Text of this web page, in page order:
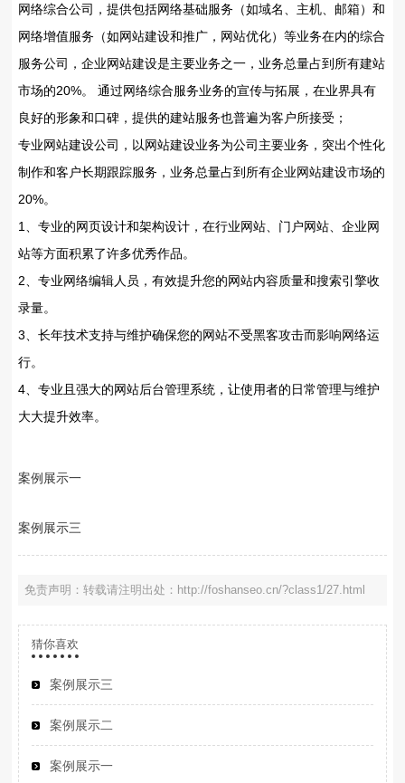
网络综合公司，提供包括网络基础服务（如域名、主机、邮箱）和
网络增值服务（如网站建设和推广，网站优化）等业务在内的综合
服务公司，企业网站建设是主要业务之一，业务总量占到所有建站
市场的20%。 通过网络综合服务业务的宣传与拓展，在业界具有
良好的形象和口碑，提供的建站服务也普遍为客户所接受；
专业网站建设公司，以网站建设业务为公司主要业务，突出个性化
制作和客户长期跟踪服务，业务总量占到所有企业网站建设市场的
20%。
1、专业的网页设计和架构设计，在行业网站、门户网站、企业网
站等方面积累了许多优秀作品。
2、专业网络编辑人员，有效提升您的网站内容质量和搜索引擎收
录量。
3、长年技术支持与维护确保您的网站不受黑客攻击而影响网络运
行。
4、专业且强大的网站后台管理系统，让使用者的日常管理与维护
大大提升效率。
案例展示一
案例展示三
免责声明：转载请注明出处：http://foshanseo.cn/?class1/27.html
猜你喜欢
案例展示三
案例展示二
案例展示一